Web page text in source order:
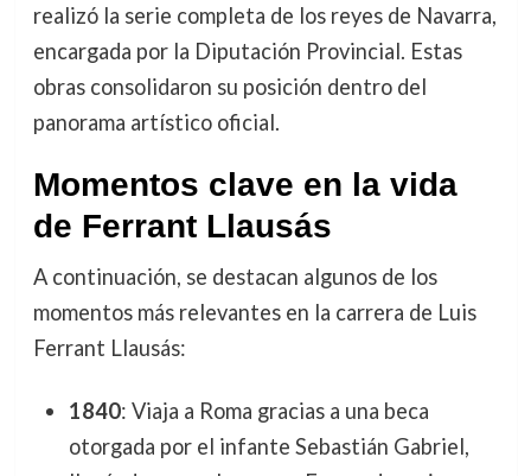
realizó la serie completa de los reyes de Navarra,
encargada por la Diputación Provincial. Estas
obras consolidaron su posición dentro del
panorama artístico oficial.
Momentos clave en la vida
de Ferrant Llausás
A continuación, se destacan algunos de los
momentos más relevantes en la carrera de Luis
Ferrant Llausás:
1840: Viaja a Roma gracias a una beca
otorgada por el infante Sebastián Gabriel,